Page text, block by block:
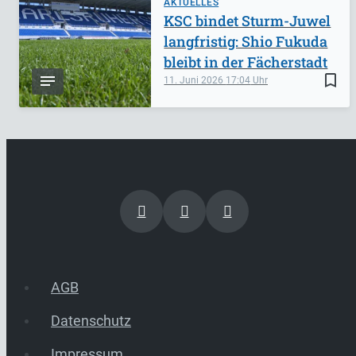
AKTUELLES
bookmark_border
11. Juni 2026 17:04
KSC bindet Sturm-Juwel
langfristig: Shio Fukuda
bleibt in der Fächerstadt
AGB
Datenschutz